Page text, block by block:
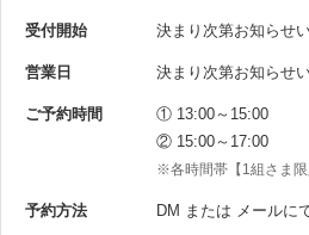
受付開始 決まり次第お知らせ
営業日 決まり次第お知らせ
ご予約時間
① 13:00～15:00
② 15:00～17:00
※各時間帯【1組さま限
予約方法 DM または メールに